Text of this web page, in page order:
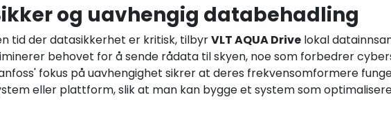
og uavhengig databehadling
tid der datasikkerhet er kritisk, tilbyrVLT AQUA Drive lokal
behovet for å sende rådata til skyen, noe som forbedrer
fokus på uavhengighet sikrer at deres frekvensomformere
eller plattform, slik at man kan bygge et system som